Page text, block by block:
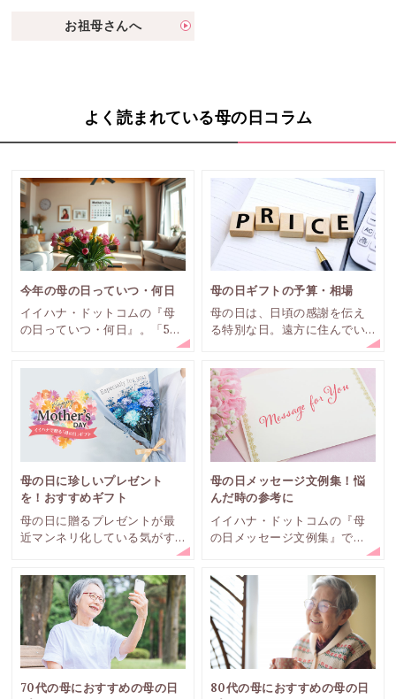
お祖母さんへ
よく読まれている母の日コラム
今年の母の日っていつ・何日
イイハナ・ドットコムの『母
の日っていつ・何日』。「5月
の第2日曜日」は母の日。年度
の日。今年はいつなのでしょ
う？
母の日ギフトの予算・相場
母の日は、日頃の感謝を伝え
る特別な日。遠方に住んでい
りないと感じることもありま
すよね。そんな時、感謝の気
持ちを込めて贈り物をするこ
とが一般的です。
母の日に珍しいプレゼント
を！おすすめギフト
母の日に贈るプレゼントが最
近マンネリ化している気がす
めの珍しいプレゼントをご紹
介いたします。
母の日メッセージ文例集！悩
んだ時の参考に
イイハナ・ドットコムの『母
の日メッセージ文例集』で
のプレゼントにメッセージを
つけて、感謝の気持ちを伝え
ても素敵ですね。母の日メッ
セージに何を書いたら？と迷
っている人、案外多いので
す。参考にできる文例をご紹
介します。
70代の母におすすめの母の日
80代の母におすすめの母の日